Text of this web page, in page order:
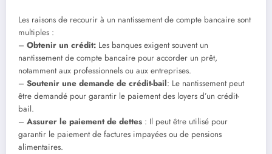
Les raisons de recourir à un nantissement de compte bancaire sont
multiples :
– Obtenir un crédit: Les banques exigent souvent un
nantissement de compte bancaire pour accorder un prêt,
notamment aux professionnels ou aux entreprises.
– Soutenir une demande de crédit-bail: Le nantissement peut
être demandé pour garantir le paiement des loyers d’un crédit-
bail.
– Assurer le paiement de dettes : Il peut être utilisé pour
garantir le paiement de factures impayées ou de pensions
alimentaires.